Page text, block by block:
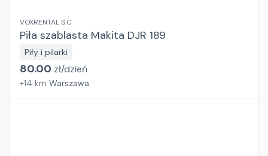
VOXRENTAL S.C
Piła szablasta Makita DJR 189
Piły i pilarki
80.00 zł/dzień
+14 km Warszawa